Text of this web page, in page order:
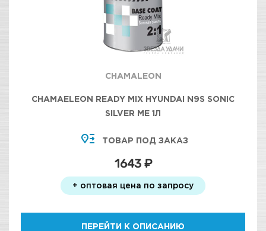
CHAMALEON
CHAMAELEON READY MIX HYUNDAI N9S SONIC
SILVER МЕ 1Л
ТОВАР ПОД ЗАКАЗ
1643 ₽
+ оптовая цена по запросу
ПЕРЕЙТИ К ОПИСАНИЮ